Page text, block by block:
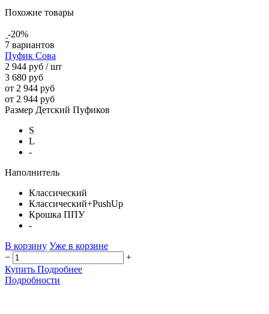
Похожие товары
-20%
7 вариантов
Пуфик Сова
2 944 руб / шт
3 680 руб
от 2 944 руб
от 2 944 руб
Размер Детский Пуфиков
S
L
-
Наполнитель
Классический
Классический+PushUp
Крошка ППУ
-
В корзину Уже в корзине
−
+
Купить Подробнее
Подробности